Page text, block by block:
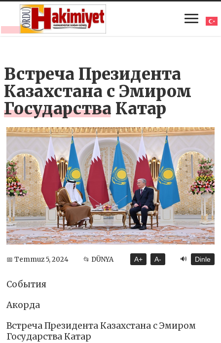
Встреча Президента
Казахстана с Эмиром
Государства Катар
📅 Temmuz 5, 2024 📂 DÜNYA A+ A- 🔊 Dinle
События
Акорда
Встреча Президента Казахстана с Эмиром
Государства Катар